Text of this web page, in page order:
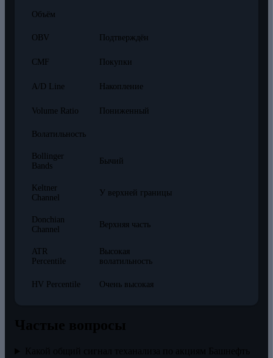
Объём
OBV Подтверждён
CMF Покупки
A/D Line Накопление
Volume Ratio Пониженный
Волатильность
Bollinger
Bands
Бычий
Keltner
Channel
У верхней границы
Donchian
Channel
Верхняя часть
ATR
Percentile
Высокая
волатильность
HV Percentile Очень высокая